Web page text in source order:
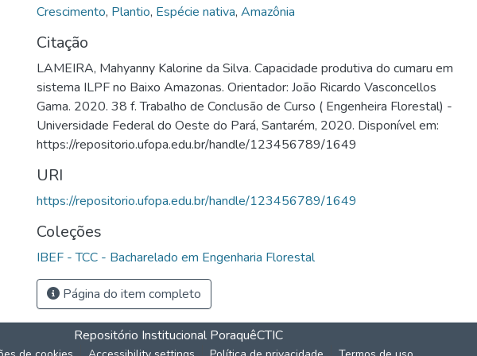
Crescimento, Plantio, Espécie nativa, Amazônia
Citação
LAMEIRA, Mahyanny Kalorine da Silva. Capacidade produtiva do cumaru em
sistema ILPF no Baixo Amazonas. Orientador: João Ricardo Vasconcellos
Gama. 2020. 38 f. Trabalho de Conclusão de Curso ( Engenheira Florestal) -
Universidade Federal do Oeste do Pará, Santarém, 2020. Disponível em:
https://repositorio.ufopa.edu.br/handle/123456789/1649
URI
https://repositorio.ufopa.edu.br/handle/123456789/1649
Coleções
IBEF - TCC - Bacharelado em Engenharia Florestal
Página do item completo
Repositório Institucional PoraquêCTIC